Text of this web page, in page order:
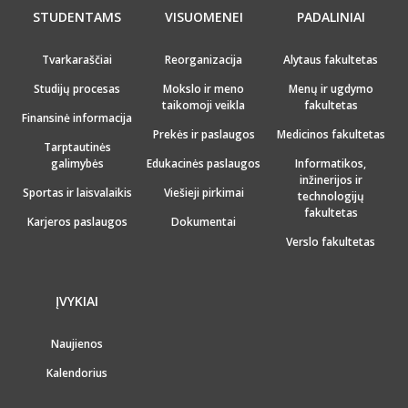
STUDENTAMS
Tvarkaraščiai
Studijų procesas
Finansinė informacija
Tarptautinės
galimybės
Sportas ir laisvalaikis
Karjeros paslaugos
VISUOMENEI
Reorganizacija
Mokslo ir meno
taikomoji veikla
Prekės ir paslaugos
Edukacinės paslaugos
Viešieji pirkimai
Dokumentai
PADALINIAI
Alytaus fakultetas
Menų ir ugdymo
fakultetas
Medicinos fakultetas
Informatikos,
inžinerijos ir
technologijų
fakultetas
Verslo fakultetas
ĮVYKIAI
Naujienos
Kalendorius